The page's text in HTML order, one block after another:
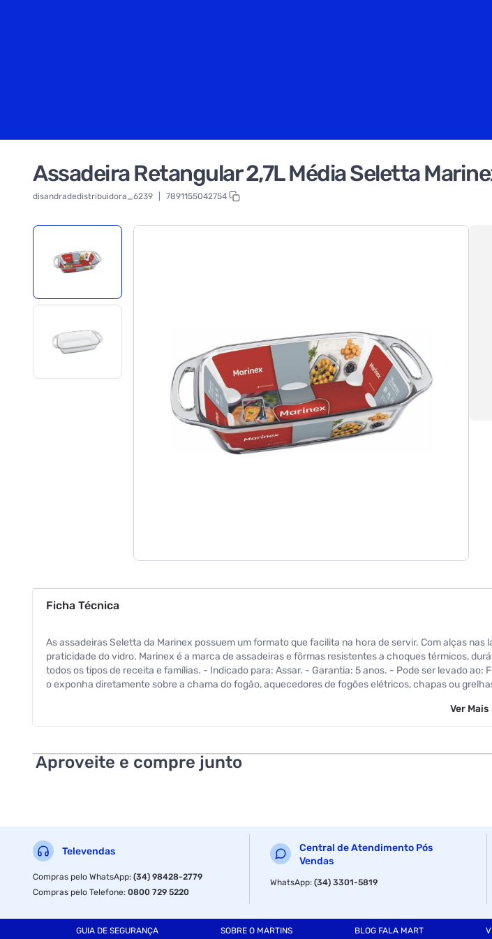
Assadeira Retangular 2,7L Média Seletta
disandradedistribuidora_6239 7891155042754
Ficha Técnica
As assadeiras Seletta da Marinex possuem um formato que facilita na hora de servir. Com alças
praticidade do vidro. Marinex é a marca de assadeiras e fôrmas resistentes a choques térmicos,
todos os tipos de receita e famílias. - Indicado para: Assar. - Garantia: 5 anos. - Pode ser levado
o exponha diretamente sobre a chama do fogão, aquecedores de fogões elétricos, chapas ou
Dimensões: 34,8 x 19,8 x 6,9cm
Especificações
Capacidade
Ver Mais
Aproveite e compre junto
Televendas
Compras pelo WhatsApp:(34) 98428-2779
Compras pelo Telefone:0800 729 5220
Central de Atendimento Pós
Vendas
WhatsApp:(34) 3301-5819
GUIA DE SEGURANÇA SOBRE O MARTINS BLOG FALA MART